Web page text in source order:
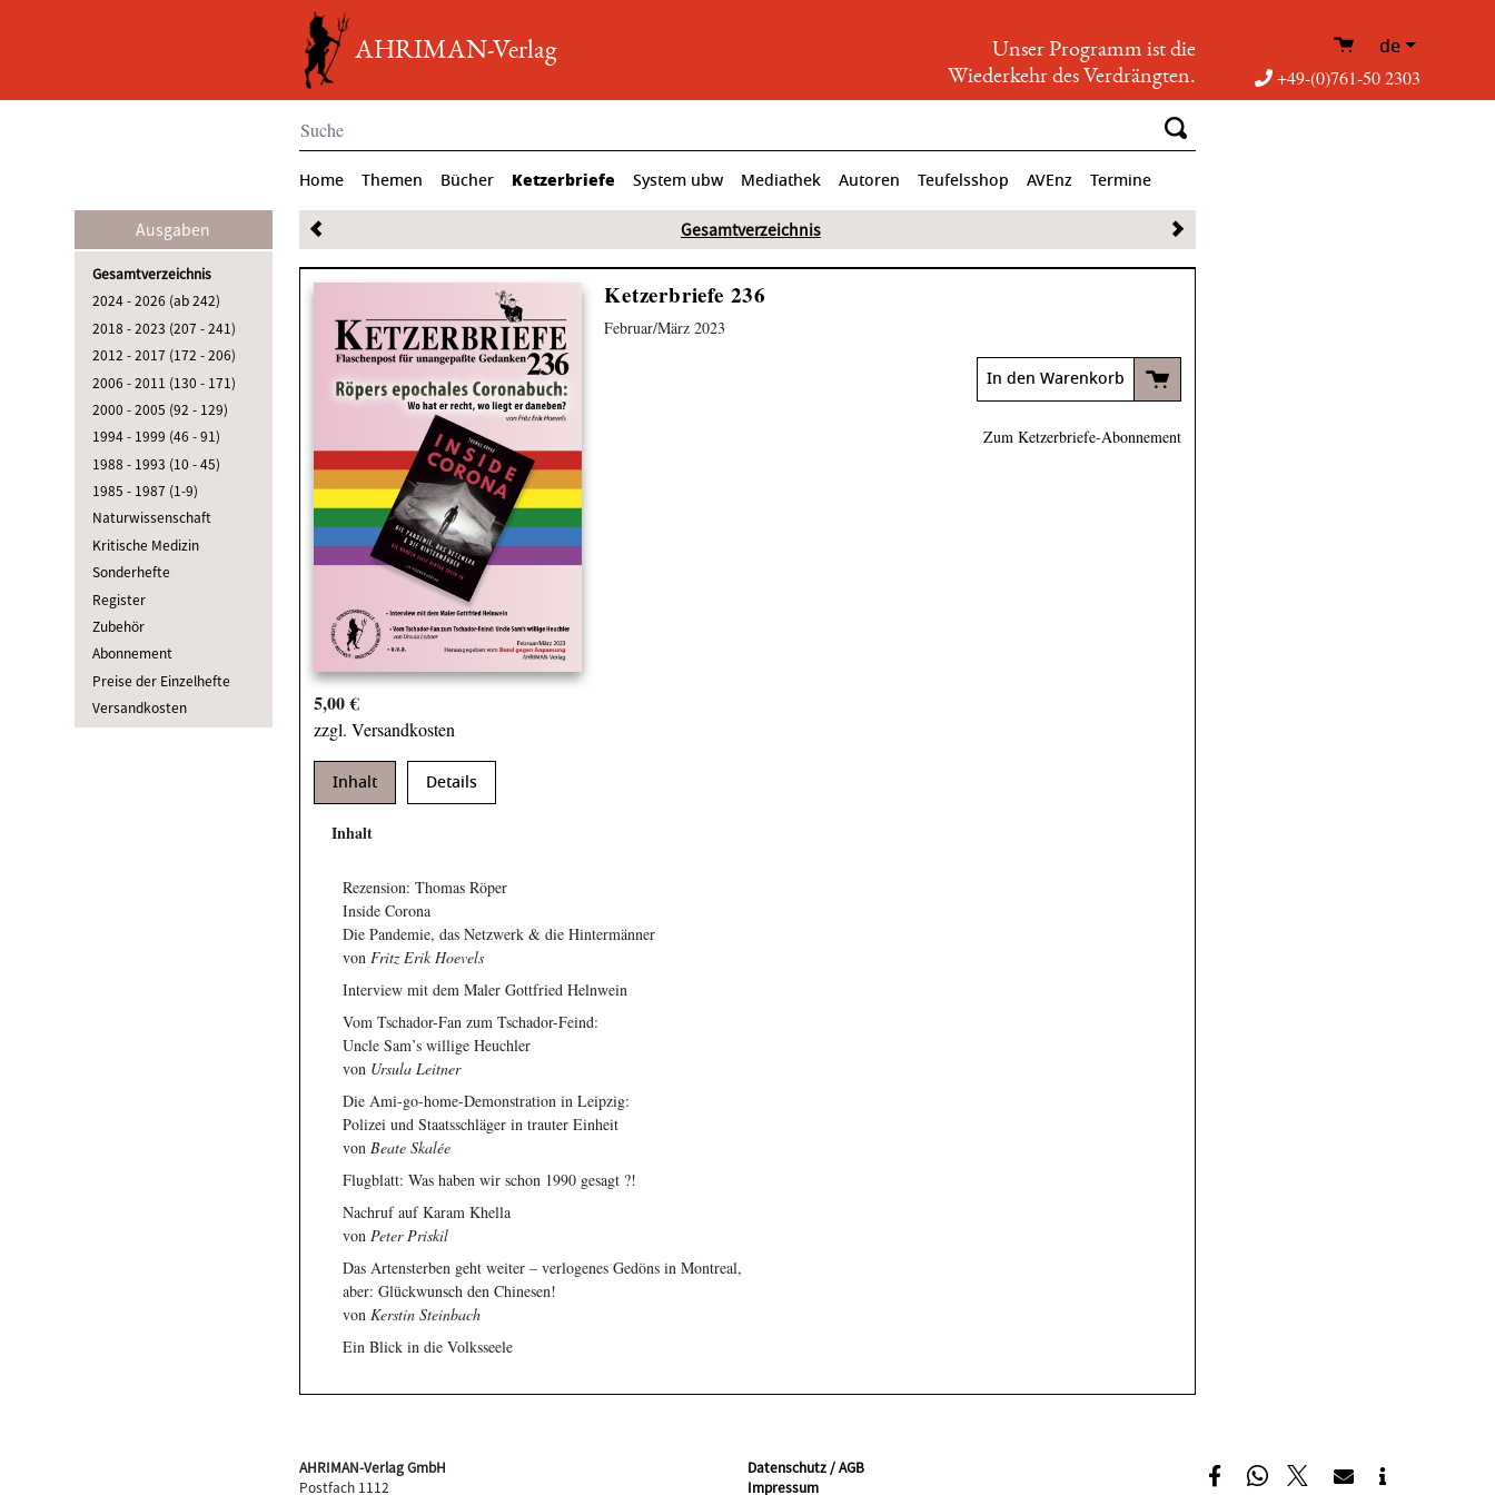
AHRIMAN-Verlag
Unser Programm ist die
Wiederkehr des Verdrängten.
de
+49-(0)761-50 2303
Home Themen Bücher Ketzerbriefe System ubw Mediathek Autoren Teufelsshop AVEnz Termine
Ausgaben
Gesamtverzeichnis
2024 - 2026 (ab 242)
2018 - 2023 (207 - 241)
2012 - 2017 (172 - 206)
2006 - 2011 (130 - 171)
2000 - 2005 (92 - 129)
1994 - 1999 (46 - 91)
1988 - 1993 (10 - 45)
1985 - 1987 (1-9)
Naturwissenschaft
Kritische Medizin
Sonderhefte
Register
Zubehör
Abonnement
Preise der Einzelhefte
Versandkosten
Gesamtverzeichnis
5,00 €
zzgl. Versandkosten
Ketzerbriefe 236
Februar/März 2023
In den Warenkorb
Zum Ketzerbriefe-Abonnement
Inhalt Details
Inhalt
Rezension: Thomas Röper
Inside Corona
Die Pandemie, das Netzwerk & die Hintermänner
von Fritz Erik Hoevels
Interview mit dem Maler Gottfried Helnwein
Vom Tschador-Fan zum Tschador-Feind:
Uncle Sam’s willige Heuchler
von Ursula Leitner
Die Ami-go-home-Demonstration in Leipzig:
Polizei und Staatsschläger in trauter Einheit
von Beate Skalée
Flugblatt: Was haben wir schon 1990 gesagt ?!
Nachruf auf Karam Khella
von Peter Priskil
Das Artensterben geht weiter – verlogenes Gedöns in Montreal,
aber: Glückwunsch den Chinesen!
von Kerstin Steinbach
Ein Blick in die Volksseele
AHRIMAN-Verlag GmbH
Postfach 1112
Datenschutz / AGB
Impressum